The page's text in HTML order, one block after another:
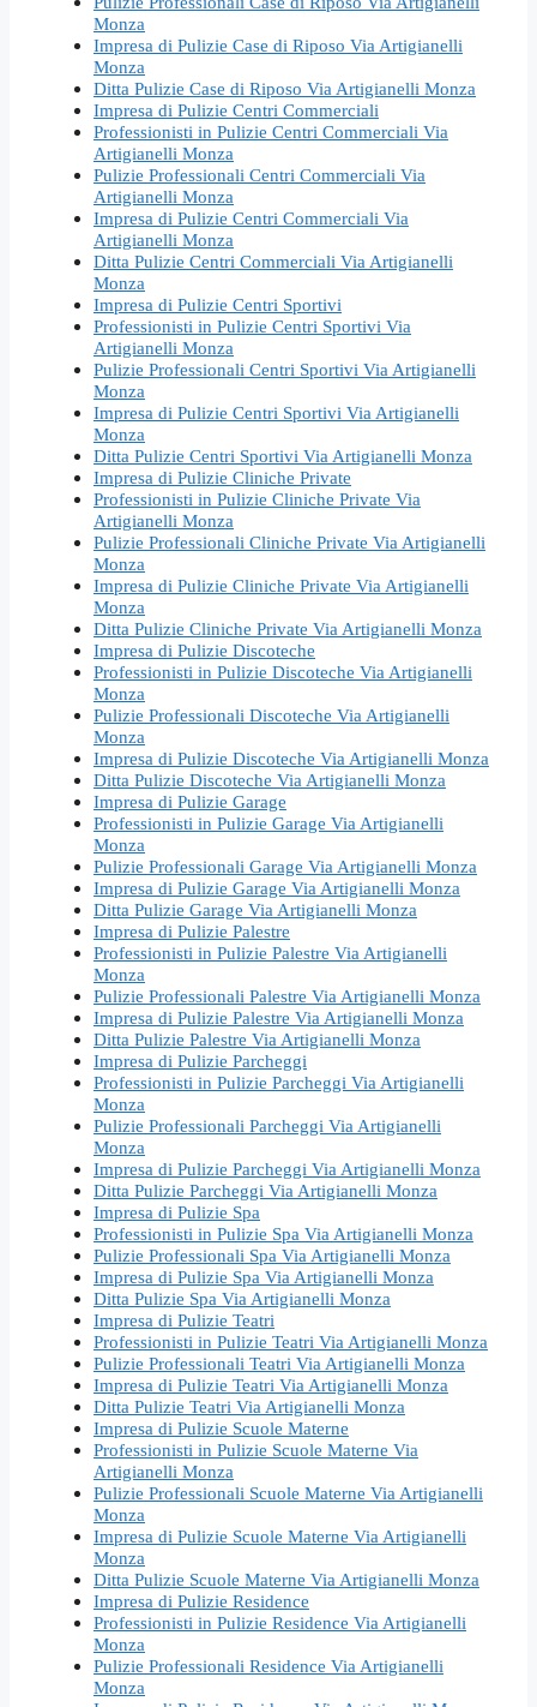
Monza
Impresa di Pulizie Case di Riposo Via Artigianelli
Monza
Ditta Pulizie Case di Riposo Via Artigianelli Monza
Impresa di Pulizie Centri Commerciali
Professionisti in Pulizie Centri Commerciali Via
Artigianelli Monza
Pulizie Professionali Centri Commerciali Via
Artigianelli Monza
Impresa di Pulizie Centri Commerciali Via
Artigianelli Monza
Ditta Pulizie Centri Commerciali Via Artigianelli
Monza
Impresa di Pulizie Centri Sportivi
Professionisti in Pulizie Centri Sportivi Via
Artigianelli Monza
Pulizie Professionali Centri Sportivi Via Artigianelli
Monza
Impresa di Pulizie Centri Sportivi Via Artigianelli
Monza
Ditta Pulizie Centri Sportivi Via Artigianelli Monza
Impresa di Pulizie Cliniche Private
Professionisti in Pulizie Cliniche Private Via
Artigianelli Monza
Pulizie Professionali Cliniche Private Via Artigianelli
Monza
Impresa di Pulizie Cliniche Private Via Artigianelli
Monza
Ditta Pulizie Cliniche Private Via Artigianelli Monza
Impresa di Pulizie Discoteche
Professionisti in Pulizie Discoteche Via Artigianelli
Monza
Pulizie Professionali Discoteche Via Artigianelli
Monza
Impresa di Pulizie Discoteche Via Artigianelli Monza
Ditta Pulizie Discoteche Via Artigianelli Monza
Impresa di Pulizie Garage
Professionisti in Pulizie Garage Via Artigianelli
Monza
Pulizie Professionali Garage Via Artigianelli Monza
Impresa di Pulizie Garage Via Artigianelli Monza
Ditta Pulizie Garage Via Artigianelli Monza
Impresa di Pulizie Palestre
Professionisti in Pulizie Palestre Via Artigianelli
Monza
Pulizie Professionali Palestre Via Artigianelli Monza
Impresa di Pulizie Palestre Via Artigianelli Monza
Ditta Pulizie Palestre Via Artigianelli Monza
Impresa di Pulizie Parcheggi
Professionisti in Pulizie Parcheggi Via Artigianelli
Monza
Pulizie Professionali Parcheggi Via Artigianelli
Monza
Impresa di Pulizie Parcheggi Via Artigianelli Monza
Ditta Pulizie Parcheggi Via Artigianelli Monza
Impresa di Pulizie Spa
Professionisti in Pulizie Spa Via Artigianelli Monza
Pulizie Professionali Spa Via Artigianelli Monza
Impresa di Pulizie Spa Via Artigianelli Monza
Ditta Pulizie Spa Via Artigianelli Monza
Impresa di Pulizie Teatri
Professionisti in Pulizie Teatri Via Artigianelli Monza
Pulizie Professionali Teatri Via Artigianelli Monza
Impresa di Pulizie Teatri Via Artigianelli Monza
Ditta Pulizie Teatri Via Artigianelli Monza
Impresa di Pulizie Scuole Materne
Professionisti in Pulizie Scuole Materne Via
Artigianelli Monza
Pulizie Professionali Scuole Materne Via Artigianelli
Monza
Impresa di Pulizie Scuole Materne Via Artigianelli
Monza
Ditta Pulizie Scuole Materne Via Artigianelli Monza
Impresa di Pulizie Residence
Professionisti in Pulizie Residence Via Artigianelli
Monza
Pulizie Professionali Residence Via Artigianelli
Monza